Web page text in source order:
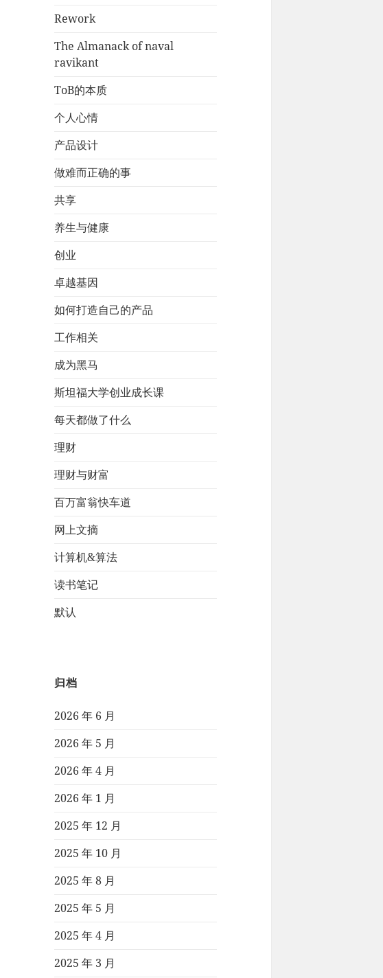
Rework
The Almanack of naval
ravikant
ToB的本质
个人心情
产品设计
做难而正确的事
共享
养生与健康
创业
卓越基因
如何打造自己的产品
工作相关
成为黑马
斯坦福大学创业成长课
每天都做了什么
理财
理财与财富
百万富翁快车道
网上文摘
计算机&算法
读书笔记
默认
归档
2026 年 6 月
2026 年 5 月
2026 年 4 月
2026 年 1 月
2025 年 12 月
2025 年 10 月
2025 年 8 月
2025 年 5 月
2025 年 4 月
2025 年 3 月